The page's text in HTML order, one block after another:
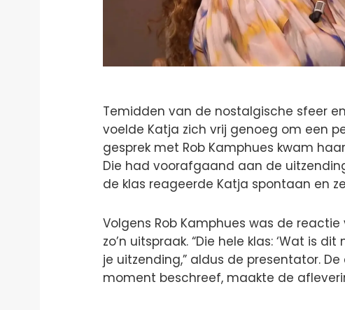
Temidden van de nostalgische sfeer
voelde Katja zich vrij genoeg om een
gesprek met Rob Kamphues kwam
Die had voorafgaand aan de
de klas reageerde Katja spontaan en
Volgens Rob Kamphues was de
zo’n uitspraak. “Die hele klas: ‘Wat is
je uitzending,” aldus de presentator.
moment beschreef, maakte de